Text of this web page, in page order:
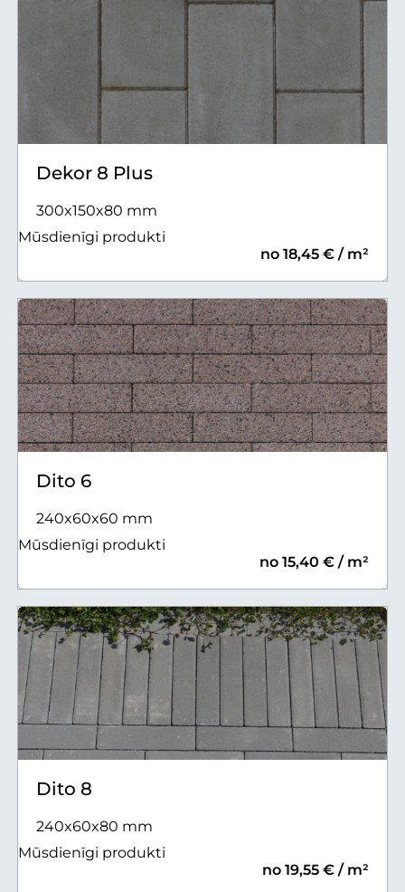
Dekor 8 Plus
300x150x80 mm
Mūsdienīgi produkti
no 18,45 € / m²
Dito 6
240x60x60 mm
Mūsdienīgi produkti
no 15,40 € / m²
Dito 8
240x60x80 mm
Mūsdienīgi produkti
no 19,55 € / m²